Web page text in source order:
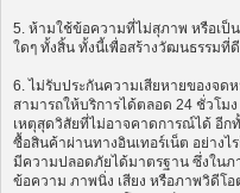
5. ห้ามใช้ข้อความที่ไม่สุภาพ หรือเป็
ใดๆ ทั้งสิ้น ทั้งนี้เพื่อสร้างวัฒนธรรมที่ดี
6. ไม่รับประกันความเสียหายของจด
สามารถให้บริการได้ตลอด 24 ชั่วโมง
เหตุสุดวิสัยที่ไม่อาจคาดการณ์ได้ อีก
ซื้อสินค้าผ่านทางอินเทอร์เน็ต อย่าง
มีความปลอดภัยได้มาตรฐาน ซึ่งในภ
ข้อความ ภาพนิ่ง เสียง หรือภาพวิดีโ